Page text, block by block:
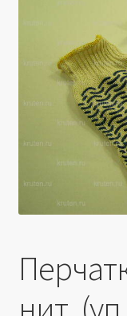
Политика в
Производители
Юридические